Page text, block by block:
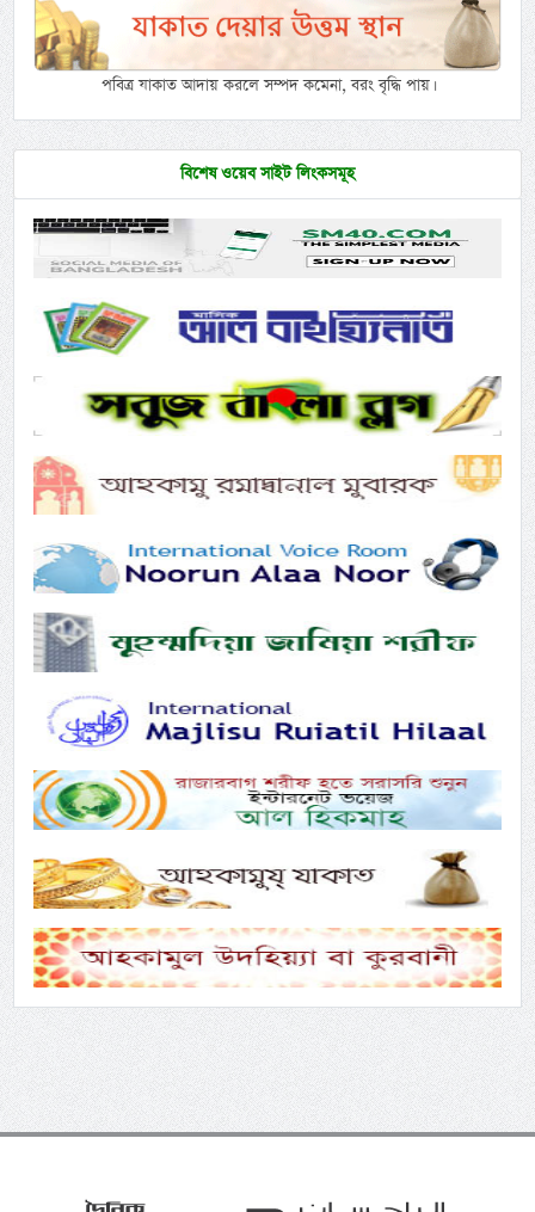
পবিত্র যাকাত আদায় করলে সম্পদ কমেনা, বরং বৃদ্ধি পায়।
বিশেষ ওয়েব সাইট লিংকসমূহ